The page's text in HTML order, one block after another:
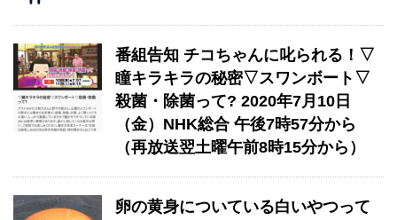
番組告知 チコちゃんに叱られる！▽
瞳キラキラの秘密▽スワンボート▽
殺菌・除菌って? 2020年7月10日
（金）NHK総合 午後7時57分から
（再放送翌土曜午前8時15分から）
卵の黄身についている白いやつって